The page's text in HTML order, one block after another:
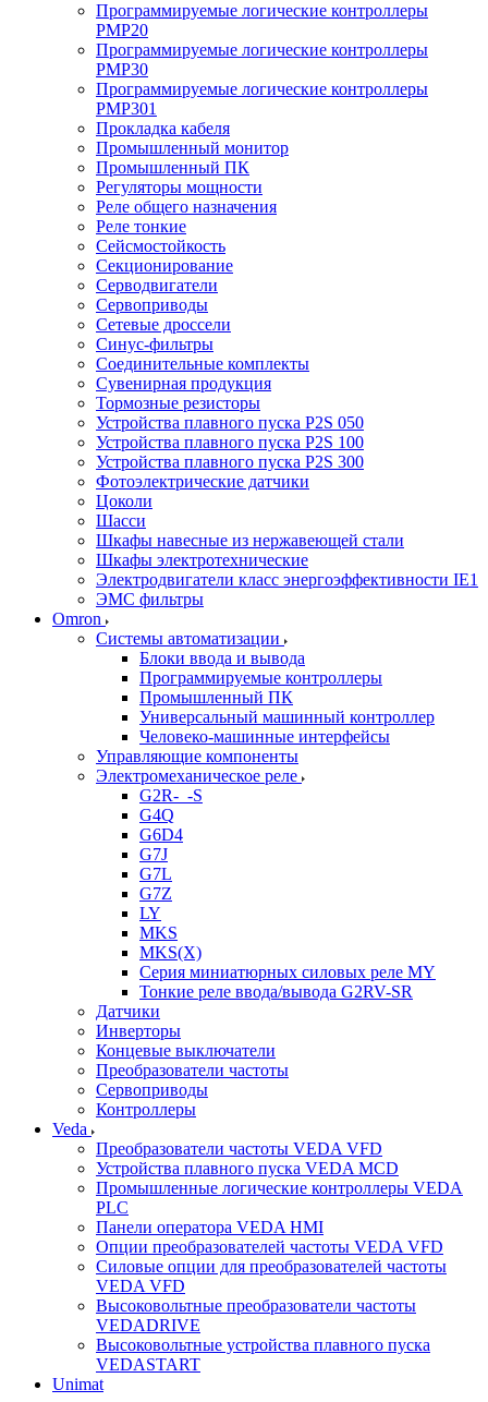
Программируемые логические контроллеры
PMP20
Программируемые логические контроллеры
PMP30
Программируемые логические контроллеры
PMP301
Прокладка кабеля
Промышленный монитор
Промышленный ПК
Регуляторы мощности
Реле общего назначения
Реле тонкие
Сейсмостойкость
Секционирование
Серводвигатели
Сервоприводы
Сетевые дроссели
Синус-фильтры
Соединительные комплекты
Сувенирная продукция
Тормозные резисторы
Устройства плавного пуска P2S 050
Устройства плавного пуска P2S 100
Устройства плавного пуска P2S 300
Фотоэлектрические датчики
Цоколи
Шасси
Шкафы навесные из нержавеющей стали
Шкафы электротехнические
Электродвигатели класс энергоэффективности IE1
ЭМС фильтры
Omron
Системы автоматизации
Блоки ввода и вывода
Программируемые контроллеры
Промышленный ПК
Универсальный машинный контроллер
Человеко-машинные интерфейсы
Управляющие компоненты
Электромеханическое реле
G2R-_-S
G4Q
G6D4
G7J
G7L
G7Z
LY
MKS
MKS(X)
Серия миниатюрных силовых реле MY
Тонкие реле ввода/вывода G2RV-SR
Датчики
Инверторы
Концевые выключатели
Преобразователи частоты
Сервоприводы
Контроллеры
Veda
Преобразователи частоты VEDA VFD
Устройства плавного пуска VEDA MCD
Промышленные логические контроллеры VEDA
PLC
Панели оператора VEDA HMI
Опции преобразователей частоты VEDA VFD
Силовые опции для преобразователей частоты
VEDA VFD
Высоковольтные преобразователи частоты
VEDADRIVE
Высоковольтные устройства плавного пуска
VEDASTART
Unimat